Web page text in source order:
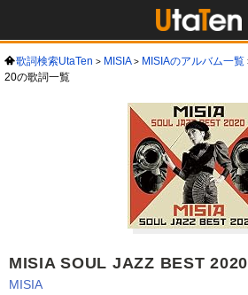
歌詞検索UtaTen MISIA MISIAのアルバム一覧
20の歌詞一覧
MISIA SOUL JAZZ BEST 2020
MISIA